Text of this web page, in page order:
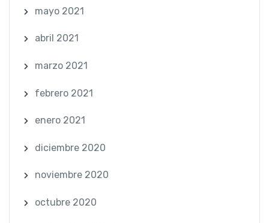
mayo 2021
abril 2021
marzo 2021
febrero 2021
enero 2021
diciembre 2020
noviembre 2020
octubre 2020